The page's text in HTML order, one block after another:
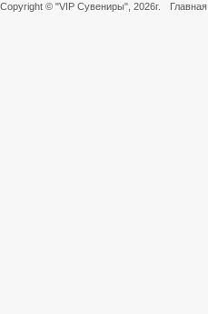
Copyright © "VIP Сувениры" , 2026г. Главная